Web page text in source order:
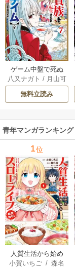
ゲーム中盤で死ぬ
悪役貴族に転生し
たので、外れスキ
ル【テイム】を駆
してみた 7巻
八又ナガト / 月山可
也
無料立読み
青年マンガランキング
1位
人質生活から始め
るスローライフ
小賀いちご /森名